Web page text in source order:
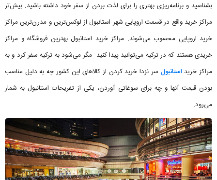
بشناسید و برنامه‌ریزی بهتری را برای لذت بردن از سفر خود داشته باشید. بیش‌تر
مراکز خرید واقع در قسمت اروپایی شهر استانبول از لوکس‌ترین و مدرن‌ترین مراکز
خرید اروپایی محسوب می‌شوند. مراکز خرید استانبول بهترین فروشگاه و مراکز
خریدی هستند که در ترکیه می‌توانید پیدا کنید. مگر می‌شود به ترکیه سفر کرد و به
مراکز خریداستانبول سر نزد! خرید کردن از کالاهای این کشور چه به دلیل مناسب
بودن قیمت آنها و چه برای سوغاتی آوردن، یکی از تفریحات استانبول به شمار
می‌رود.